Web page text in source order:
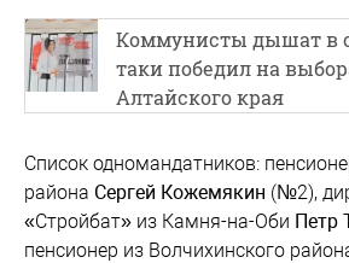
Коммунисты дышат в
таки победил на
Алтайского края
Список одномандатников:
района Сергей Кожемякин (№2),
«Стройбат» из Камня-на-Оби Петр
пенсионер из Волчихинского